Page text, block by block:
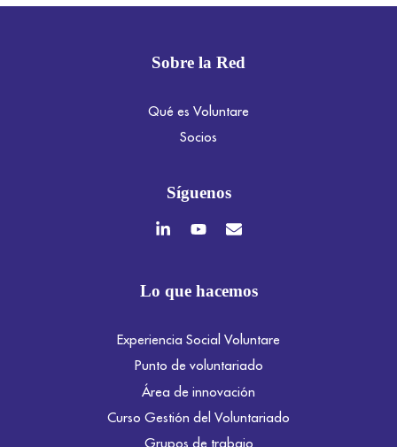
Sobre la Red
Qué es Voluntare
Socios
Síguenos
Lo que hacemos
Experiencia Social Voluntare
Punto de voluntariado
Área de innovación
Curso Gestión del Voluntariado
Grupos de trabajo